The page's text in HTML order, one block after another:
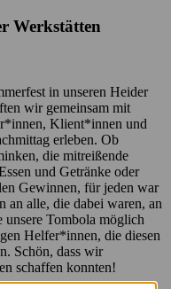
Werkstätten
in unseren Heider
wir gemeinsam mit
Klient*innen und
erleben. Ob
die mitreißende
und Getränke oder
Gewinnen, für jeden war
an alle, die dabei waren, an
unsere Tombola möglich
Helfer*innen, die diesen
Schön, dass wir
schaffen konnten!